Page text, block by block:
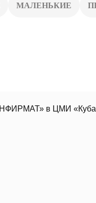
МАЛЕНЬКИЕ